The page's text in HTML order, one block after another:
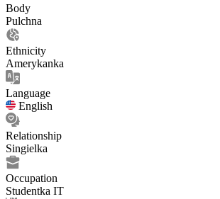
Body
Pulchna
Ethnicity
Amerykanka
Language
English
Relationship
Singielka
Occupation
Studentka IT